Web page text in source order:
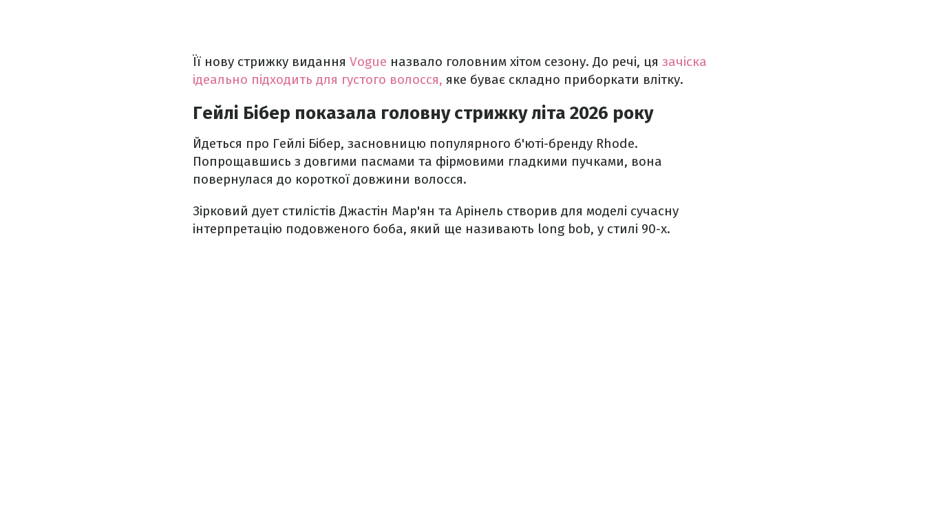
Її нову стрижку видання Vogue назвало головним хітом сезону. До речі, ця зачіска
ідеально підходить для густого волосся, яке буває складно приборкати влітку.
Гейлі Бібер показала головну стрижку літа 2026 року
Йдеться про Гейлі Бібер, засновницю популярного б'юті-бренду Rhode.
Попрощавшись з довгими пасмами та фірмовими гладкими пучками, вона
повернулася до короткої довжини волосся.
Зірковий дует стилістів Джастін Мар'ян та Арінель створив для моделі сучасну
інтерпретацію подовженого боба, який ще називають long bob, у стилі 90-х.